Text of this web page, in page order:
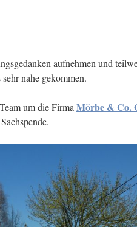
aufnehmen und
nahe gekommen.
um die Firma Mörbe & Co.